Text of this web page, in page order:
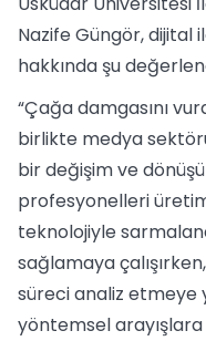
Nazife Güngör, dijital
hakkında şu
“Çağa damgasını
birlikte medya
bir değişim ve
profesyonelleri
teknolojiyle
sağlamaya
süreci analiz etmeye
yöntemsel arayışlara